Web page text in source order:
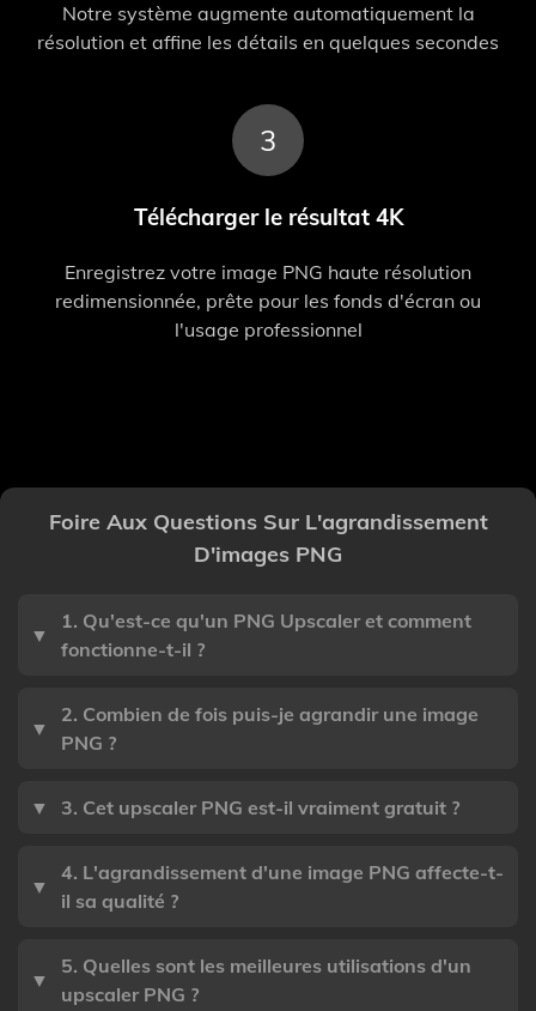
Notre système augmente automatiquement la
résolution et affine les détails en quelques secondes
3
Télécharger le résultat 4K
Enregistrez votre image PNG haute résolution
redimensionnée, prête pour les fonds d'écran ou
l'usage professionnel
Foire Aux Questions Sur L'agrandissement
D'images PNG
▼
1. Qu'est-ce qu'un PNG Upscaler et comment
fonctionne-t-il ?
▼
2. Combien de fois puis-je agrandir une image
PNG ?
▼ 3. Cet upscaler PNG est-il vraiment gratuit ?
▼
4. L'agrandissement d'une image PNG affecte-t-
il sa qualité ?
▼
5. Quelles sont les meilleures utilisations d'un
upscaler PNG ?